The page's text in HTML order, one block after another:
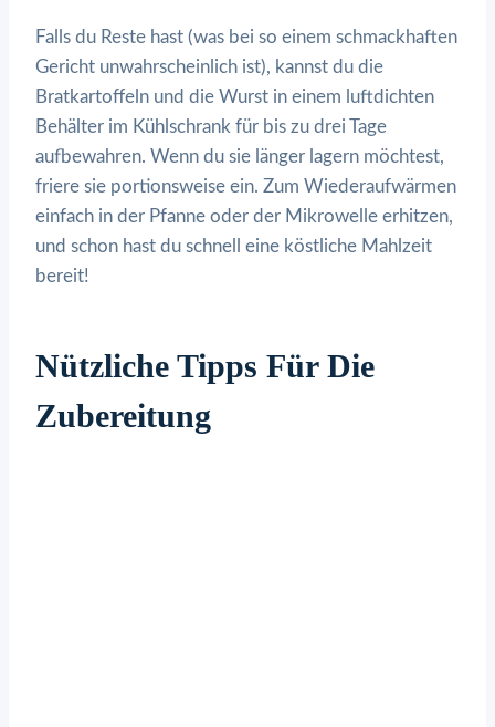
Falls du Reste hast (was bei so einem schmackhaften
Gericht unwahrscheinlich ist), kannst du die
Bratkartoffeln und die Wurst in einem luftdichten
Behälter im Kühlschrank für bis zu drei Tage
aufbewahren. Wenn du sie länger lagern möchtest,
friere sie portionsweise ein. Zum Wiederaufwärmen
einfach in der Pfanne oder der Mikrowelle erhitzen,
und schon hast du schnell eine köstliche Mahlzeit
bereit!
Nützliche Tipps Für Die
Zubereitung